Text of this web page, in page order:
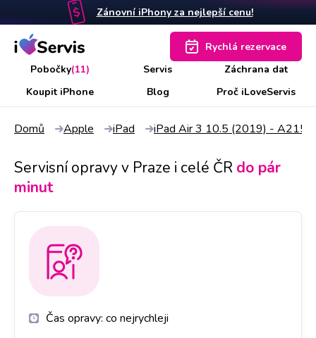
Zánovní iPhony za nejlepší cenu!
Pobočky(11) Servis
Záchrana dat
Koupit iPhone
Blog Proč iLoveServis
Rychlá rezervace
Domů Apple iPad iPad Air 3 10.5 (2019) -
Servisní opravy v Praze i celé ČR do pár
minut
Čas opravy: co nejrychleji